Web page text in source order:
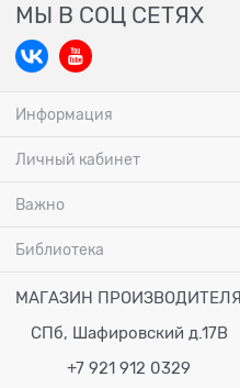
МЫ В СОЦ СЕТЯХ
Информация
Личный кабинет
Важно
Библиотека
МАГАЗИН ПРОИЗВОДИТЕЛЯ
СПб, Шафировский д.17В
+7 921 912 0329